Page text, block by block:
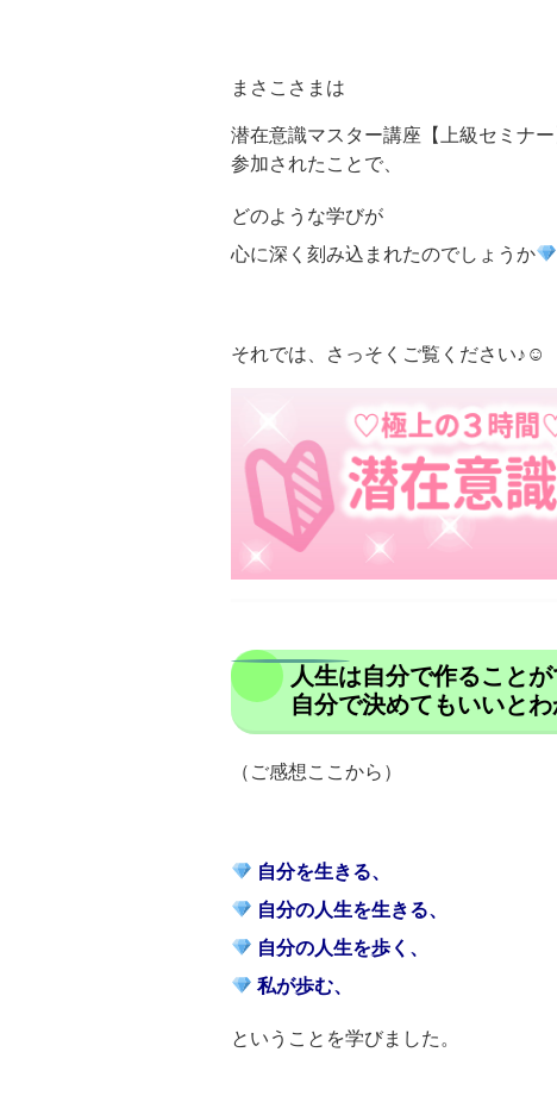
まさこさまは
潜在意識マスター講座【上級セミナー
参加されたことで、
どのような学びが
心に深く刻み込まれたのでしょうか
それでは、さっそくご覧ください♪☺
人生は自分で作ることが
自分で決めてもいいとわ
（ご感想ここから）
自分を生きる、
自分の人生を生きる、
自分の人生を歩く、
私が歩む、
ということを学びました。